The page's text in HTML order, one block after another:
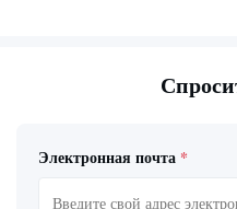
Электронная почта *